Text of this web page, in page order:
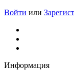
Войти или
Информация